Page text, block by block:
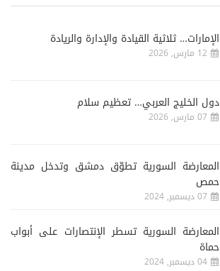
الإمارات… ثلاثية القيادة والإدارة والريادة
12 مارس, 2026
دول الخليج العربي… تعظيم سلام
07 مارس, 2026
المعارضة السورية تطوّق دمشق وتدخل مدينة
حمص
07 ديسمبر, 2024
المعارضة السورية تسطر الإنتصارات على أبواب
حماة
04 ديسمبر, 2024